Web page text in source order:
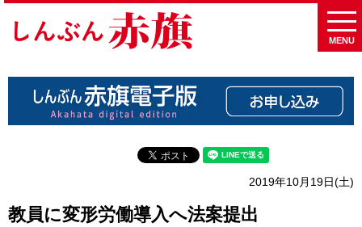
MENU
2019年10月19日(土)
教員に変形労働導入へ法案提出